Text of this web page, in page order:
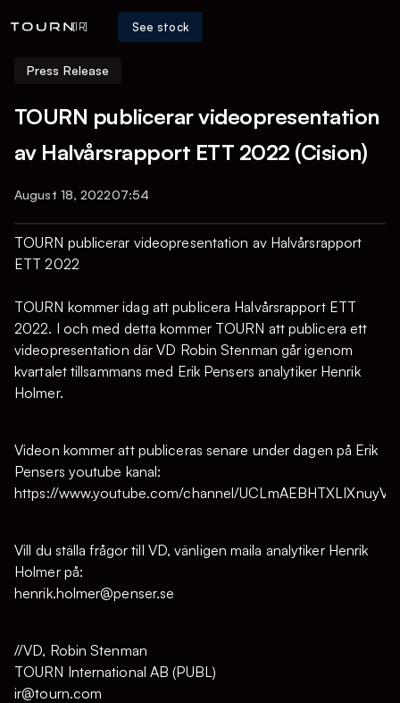
[IR] See stock
Press Release
TOURN publicerar videopresentation
av Halvårsrapport ETT 2022 (Cision)
August 18, 202207:54
TOURN publicerar videopresentation av Halvårsrapport
ETT 2022
TOURN kommer idag att publicera Halvårsrapport ETT
2022. I och med detta kommer TOURN att publicera ett
videopresentation där VD Robin Stenman går igenom
kvartalet tillsammans med Erik Pensers analytiker Henrik
Holmer.
Videon kommer att publiceras senare under dagen på Erik
Pensers youtube kanal:
https://www.youtube.com/channel/
Vill du ställa frågor till VD, vänligen maila analytiker Henrik
Holmer på:
henrik.holmer@penser.se
//VD, Robin Stenman
TOURN International AB (PUBL)
ir@tourn.com